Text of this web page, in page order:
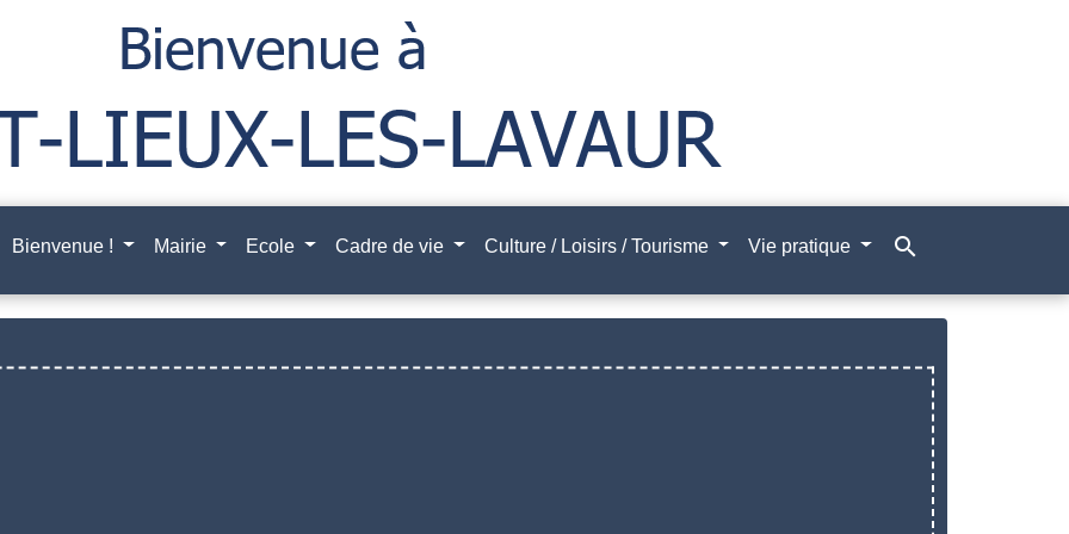
Bienvenue ! Mairie Ecole Cadre de vie Culture / Loisirs / Tourisme Vie pratique search